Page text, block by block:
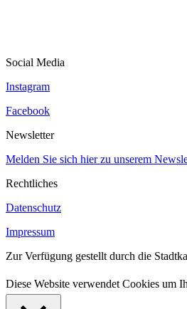
Social Media
Instagram
Facebook
Newsletter
Melden Sie sich hier zu unserem
Rechtliches
Datenschutz
Impressum
Zur Verfügung gestellt durch die
Diese Website verwendet Cookies um